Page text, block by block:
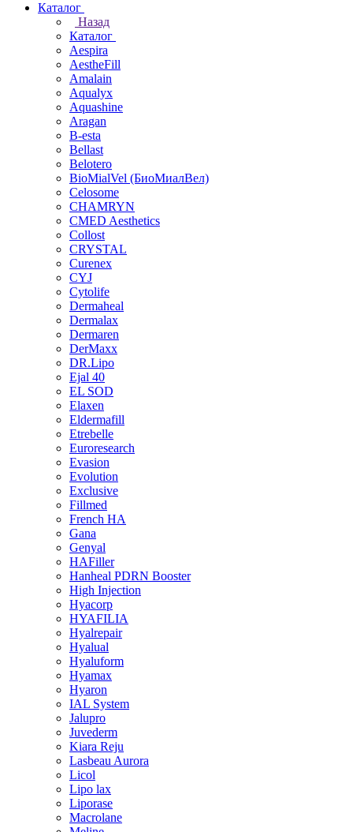
Каталог
Назад
Каталог
Aespira
AestheFill
Amalain
Aqualyx
Aquashine
Aragan
B-esta
Bellast
Belotero
BioMialVel (БиоМиалВел)
Celosome
CHAMRYN
CMED Aesthetics
Collost
CRYSTAL
Curenex
CYJ
Cytolife
Dermaheal
Dermalax
Dermaren
DerMaxx
DR.Lipo
Ejal 40
EL SOD
Elaxen
Eldermafill
Etrebelle
Euroresearch
Evasion
Evolution
Exclusive
Fillmed
French HA
Gana
Genyal
HAFiller
Hanheal PDRN Booster
High Injection
Hyacorp
HYAFILIA
Hyalrepair
Hyalual
Hyaluform
Hyamax
Hyaron
IAL System
Jalupro
Juvederm
Kiara Reju
Lasbeau Aurora
Licol
Lipo lax
Liporase
Macrolane